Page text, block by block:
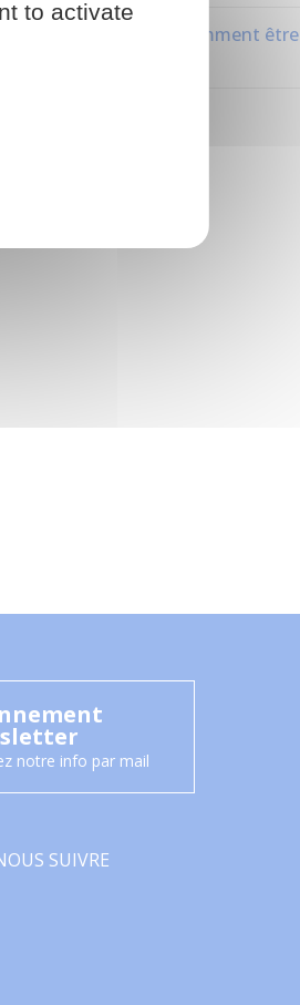
à l'étranger : comment être
notre info par mail
SUIVRE
to activate